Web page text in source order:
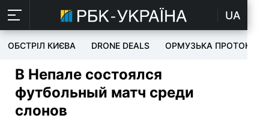
UA
ОБСТРІЛ КИЄВА DRONE DEALS ОРМУЗЬКА ПРОТОКА
В Непале состоялся
футбольный матч среди
слонов